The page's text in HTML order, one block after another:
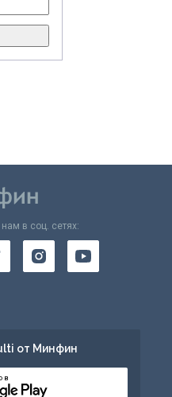
в соц. сетях:
от Минфин
в